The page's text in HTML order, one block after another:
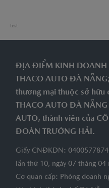
test
ĐỊA ĐIỂM KINH DOANH
THACO AUTO ĐÀ
thương mại thuộc sở hữu
THACO AUTO ĐÀ
AUTO, thành viên của
ĐOÀN TRƯỜNG HẢI.
Giấy CNĐKDN:
lần thứ 10, ngày 07 tháng 04
Cơ quan cấp: Phòng doanh